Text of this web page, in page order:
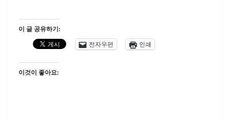
이 글 공유하기:
전자우편
인쇄
이것이 좋아요: